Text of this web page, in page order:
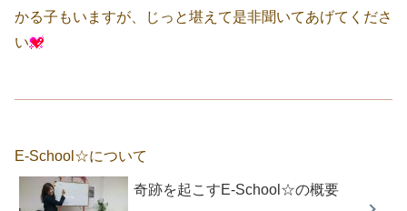
かる子もいますが、じっと堪えて是非聞いてあげてくださ
い
E-School☆について
奇跡を起こすE-School☆の概要